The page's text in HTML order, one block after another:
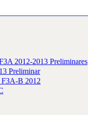
2012-2013 Preliminares
Preliminar
F3A-B 2012